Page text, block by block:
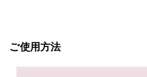
ご使用方法